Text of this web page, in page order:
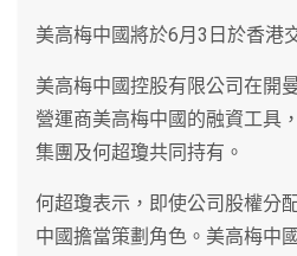
美高梅中國將於6月3日於香港
美高梅中國控股有限公司在開
營運商美高梅中國的融資工具
集團及何超瓊共同持有。
何超瓊表示，即使公司股權分
中國擔當策劃角色。美高梅中